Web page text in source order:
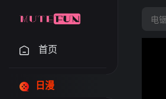
首页
日漫